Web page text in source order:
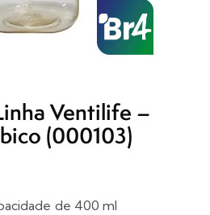
Ventilife –
(000103)
de 400 ml